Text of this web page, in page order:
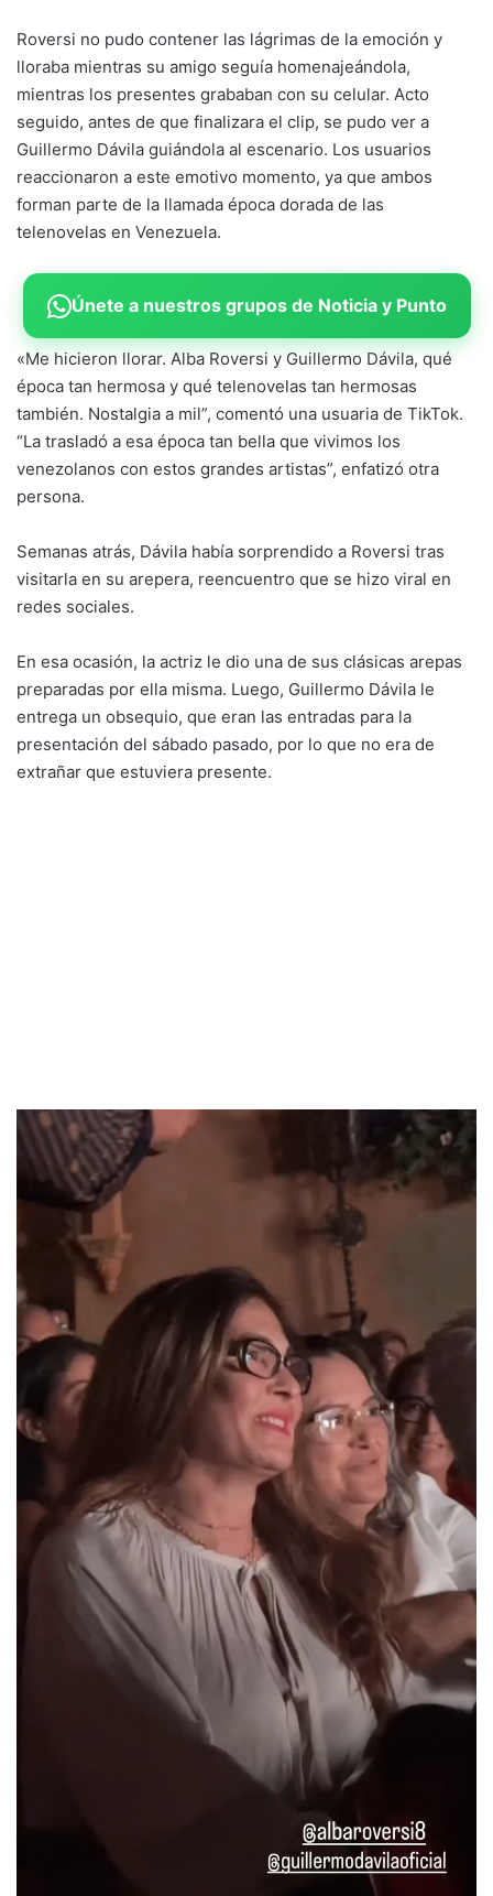
Roversi no pudo contener las lágrimas de la emoción y
lloraba mientras su amigo seguía homenajeándola,
mientras los presentes grababan con su celular. Acto
seguido, antes de que finalizara el clip, se pudo ver a
Guillermo Dávila guiándola al escenario. Los usuarios
reaccionaron a este emotivo momento, ya que ambos
forman parte de la llamada época dorada de las
telenovelas en Venezuela.
Únete a nuestros grupos de Noticia y Punto
«Me hicieron llorar. Alba Roversi y Guillermo Dávila, qué
época tan hermosa y qué telenovelas tan hermosas
también. Nostalgia a mil”, comentó una usuaria de TikTok.
“La trasladó a esa época tan bella que vivimos los
venezolanos con estos grandes artistas”, enfatizó otra
persona.
Semanas atrás, Dávila había sorprendido a Roversi tras
visitarla en su arepera, reencuentro que se hizo viral en
redes sociales.
En esa ocasión, la actriz le dio una de sus clásicas arepas
preparadas por ella misma. Luego, Guillermo Dávila le
entrega un obsequio, que eran las entradas para la
presentación del sábado pasado, por lo que no era de
extrañar que estuviera presente.